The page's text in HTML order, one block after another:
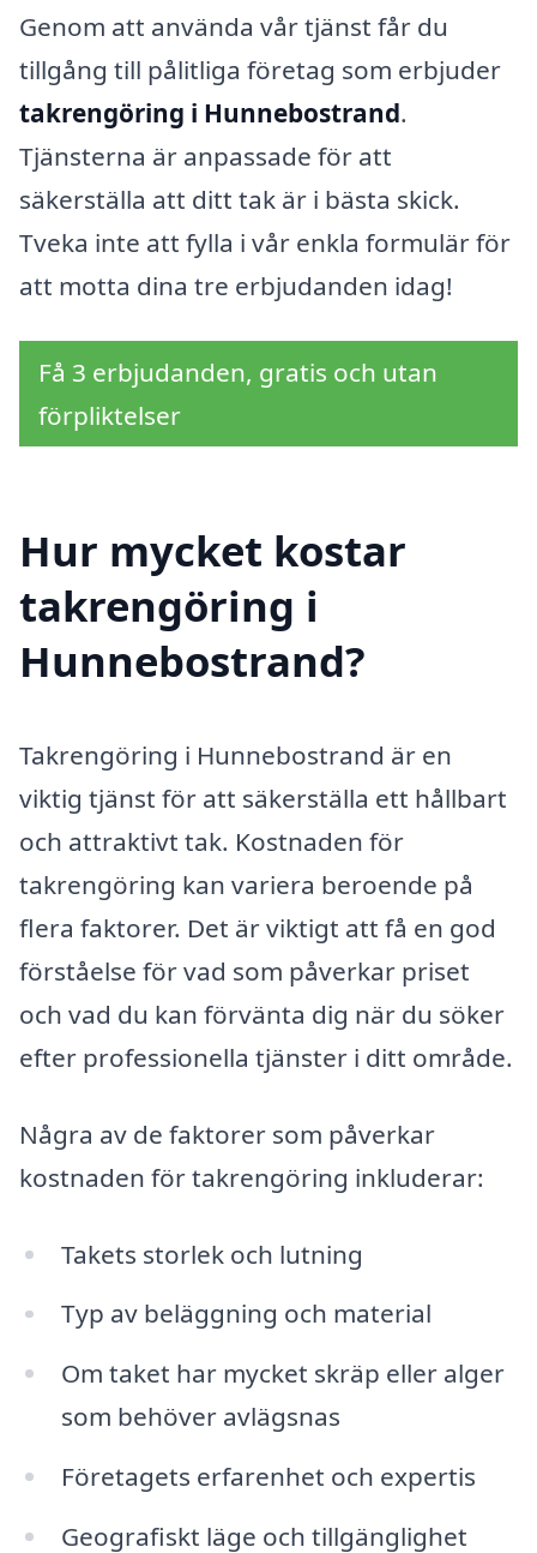
Genom att använda vår tjänst får du
tillgång till pålitliga företag som erbjuder
takrengöring i Hunnebostrand.
Tjänsterna är anpassade för att
säkerställa att ditt tak är i bästa skick.
Tveka inte att fylla i vår enkla formulär för
att motta dina tre erbjudanden idag!
Få 3 erbjudanden, gratis och utan
förpliktelser
Hur mycket kostar
takrengöring i
Hunnebostrand?
Takrengöring i Hunnebostrand är en
viktig tjänst för att säkerställa ett hållbart
och attraktivt tak. Kostnaden för
takrengöring kan variera beroende på
flera faktorer. Det är viktigt att få en god
förståelse för vad som påverkar priset
och vad du kan förvänta dig när du söker
efter professionella tjänster i ditt område.
Några av de faktorer som påverkar
kostnaden för takrengöring inkluderar:
Takets storlek och lutning
Typ av beläggning och material
Om taket har mycket skräp eller alger
som behöver avlägsnas
Företagets erfarenhet och expertis
Geografiskt läge och tillgänglighet